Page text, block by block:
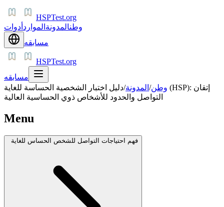
HSPTest.org
وطنالمدونة الموارد أدوات
مسابقه
HSPTest.org
مسابقه
وطن/ المدونة/دليل اختبار الشخصية الحساسة للغاية (HSP): إتقان
التواصل والحدود للأشخاص ذوي الحساسية العالية
Menu
فهم احتياجات التواصل للشخص الحساس للغاية